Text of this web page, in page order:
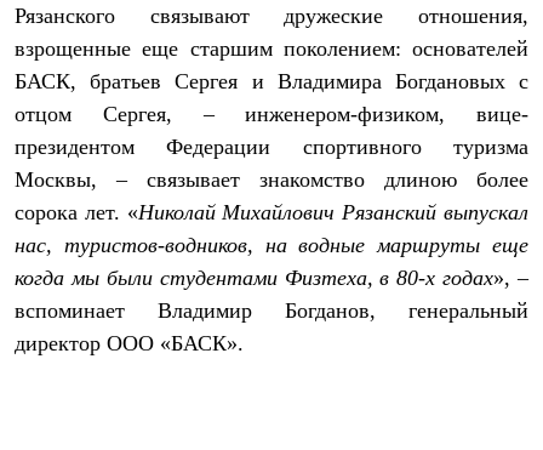
Брюки
Теплое термобелье
Среднее термобелье
Легкое термобелье
Флисовая одежда
Куртки
Брюки
Детская одежда
Утепленная пухом
Комбинезоны
Брюки
Утепленная синтетикой
Комбинезоны
Куртки
Рязанского связывают дружеские отношения,
взрощенные еще старшим поколением: основателей
БАСК, братьев Сергея и Владимира Богдановых с
отцом Сергея, – инженером-физиком, вице-
президентом Федерации спортивного туризма
Москвы, – связывает знакомство длиною более
сорока лет. «Николай Михайлович Рязанский выпускал
нас, туристов-водников, на водные маршруты еще
когда мы были студентами Физтеха, в 80-х годах», –
вспоминает Владимир Богданов, генеральный
директор ООО «БАСК».